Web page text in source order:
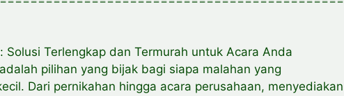
Terlengkap dan Termurah untuk Acara Anda
pilihan yang bijak bagi siapa malahan yang
Dari pernikahan hingga acara perusahaan, menyediakan